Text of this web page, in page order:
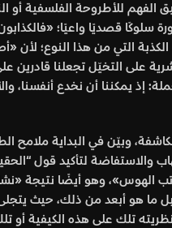
الفهم للأطروحة الفلسفية
سلوكًا قصديًا واعيًا؛ «
التي من هذا النوع؛ لأن «
على التخيّل تجعلنا
إذ يمكننا أن نخدع أنفسنا،
وبيّن في البداية ملامح
لتأكيد قول
الهوس»، وهو أيضًا نتيجة
ما هو أبعد من ذلك، حيث يتجلى
تلك على هذه الكيفية أو